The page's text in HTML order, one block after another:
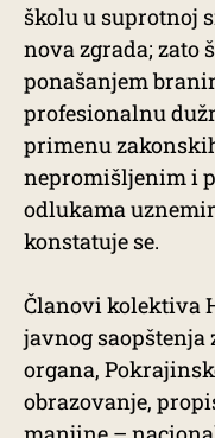
školu u suprotnoj
nova zgrada; zato
ponašanjem
profesionalnu
primenu
nepromišljenim i
odlukama
konstatuje se.
Članovi kolektiva
javnog
organa,
obrazovanje,